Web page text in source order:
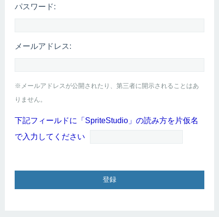
パスワード:
メールアドレス:
※メールアドレスが公開されたり、第三者に開示されることはあ
りません。
下記フィールドに「SpriteStudio」の読み方を片仮名
で入力してください